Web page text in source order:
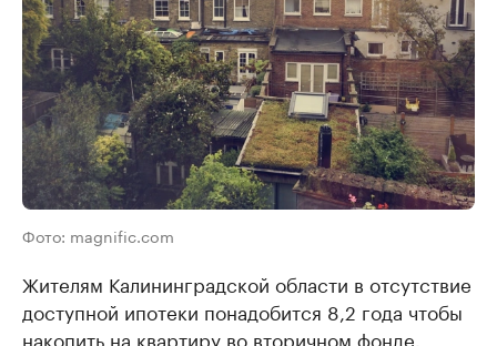
Фото: magnific.com
Жителям Калининградской области в отсутствие
доступной ипотеки понадобится 8,2 года чтобы
накопить на квартиру во вторичном фонде.